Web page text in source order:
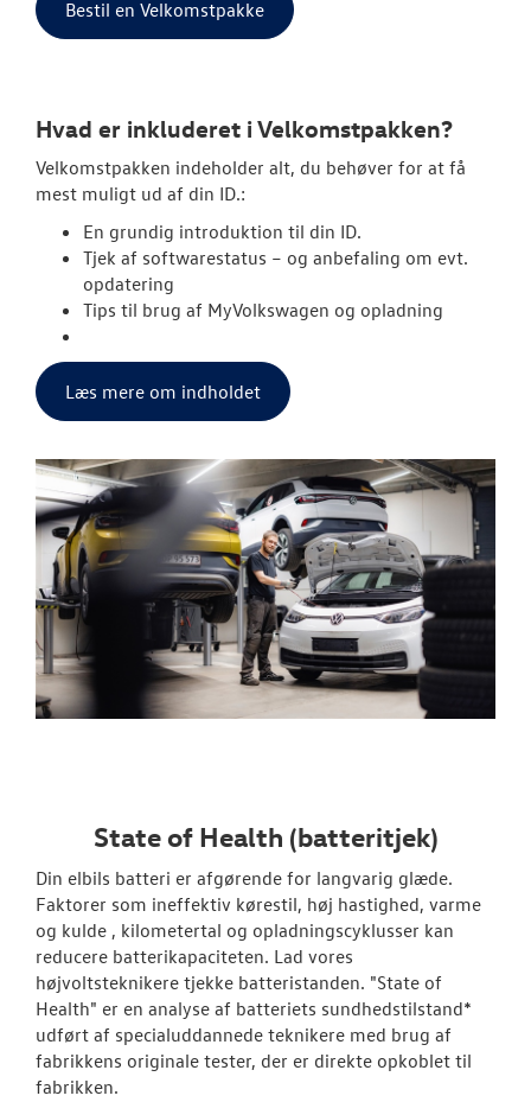
Bestil en Velkomstpakke
Hvad er inkluderet i Velkomstpakken?
Velkomstpakken indeholder alt, du behøver for at få
mest muligt ud af din ID.:
En grundig introduktion til din ID.
Tjek af softwarestatus – og anbefaling om evt.
opdatering
Tips til brug af MyVolkswagen og opladning
Læs mere om indholdet
State of Health (batteritjek)
Din elbils batteri er afgørende for langvarig glæde.
Faktorer som ineffektiv kørestil, høj hastighed, varme
og kulde , kilometertal og opladningscyklusser kan
reducere batterikapaciteten. Lad vores
højvoltsteknikere tjekke batteristanden. "State of
Health" er en analyse af batteriets sundhedstilstand*
udført af specialuddannede teknikere med brug af
fabrikkens originale tester, der er direkte opkoblet til
fabrikken.